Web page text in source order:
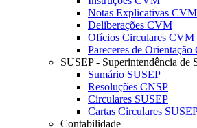
Notas Explicativas CVM
Deliberações CVM
Ofícios Circulares CVM
Pareceres de
SUSEP - Superintendência de
Sumário SUSEP
Resoluções CNSP
Circulares SUSEP
Cartas Circulares
Contabilidade